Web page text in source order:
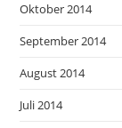
Oktober 2014
September 2014
August 2014
Juli 2014